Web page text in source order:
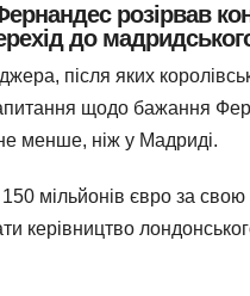
розірвав
до
після яких
щодо бажання
менше, ніж у Мадриді.
мільйонів євро за свою
керівництво